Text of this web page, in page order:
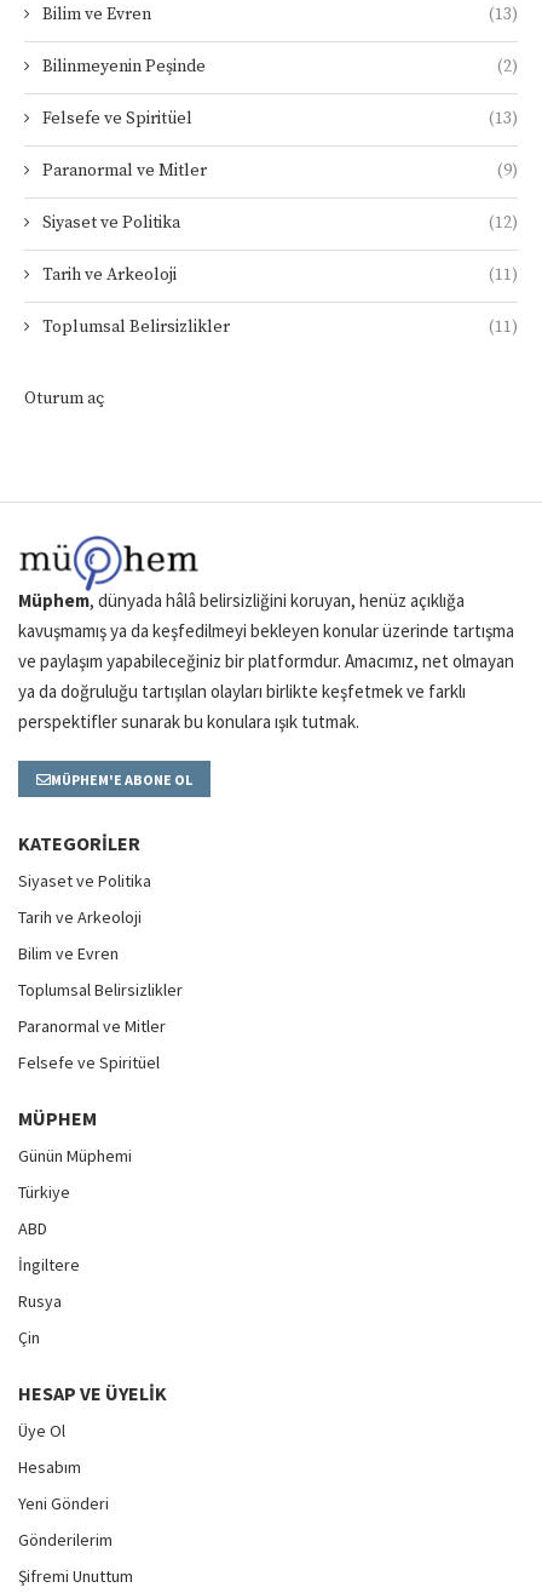
Bilim ve Evren (13)
Bilinmeyenin Peşinde (2)
Felsefe ve Spiritüel (13)
Paranormal ve Mitler (9)
Siyaset ve Politika (12)
Tarih ve Arkeoloji (11)
Toplumsal Belirsizlikler (11)
Oturum aç
Müphem, dünyada hâlâ belirsizliğini koruyan, henüz açıklığa
kavuşmamış ya da keşfedilmeyi bekleyen konular üzerinde tartışma
ve paylaşım yapabileceğiniz bir platformdur. Amacımız, net olmayan
ya da doğruluğu tartışılan olayları birlikte keşfetmek ve farklı
perspektifler sunarak bu konulara ışık tutmak.
MÜPHEM'E ABONE OL
KATEGORILER
Siyaset ve Politika
Tarih ve Arkeoloji
Bilim ve Evren
Toplumsal Belirsizlikler
Paranormal ve Mitler
Felsefe ve Spiritüel
MÜPHEM
Günün Müphemi
Türkiye
ABD
İngiltere
Rusya
Çin
HESAP VE ÜYELIK
Üye Ol
Hesabım
Yeni Gönderi
Gönderilerim
Şifremi Unuttum